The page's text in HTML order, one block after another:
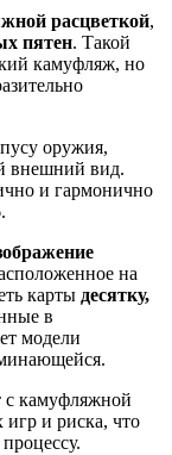
расцветкой,
пятен. Такой
камуфляж, но
оружия,
внешний вид.
и гармонично
на
карты десятку,
в
модели
с камуфляжной
и риска, что